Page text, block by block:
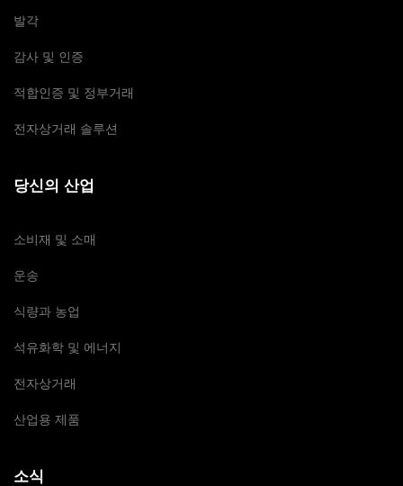
발각
감사 및 인증
적합인증 및 정부거래
전자상거래 솔루션
당신의 산업
소비재 및 소매
운송
식량과 농업
석유화학 및 에너지
전자상거래
산업용 제품
소식